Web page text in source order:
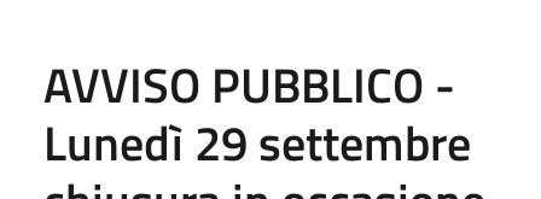
AVVISO PUBBLICO -
Lunedì 29 settembre